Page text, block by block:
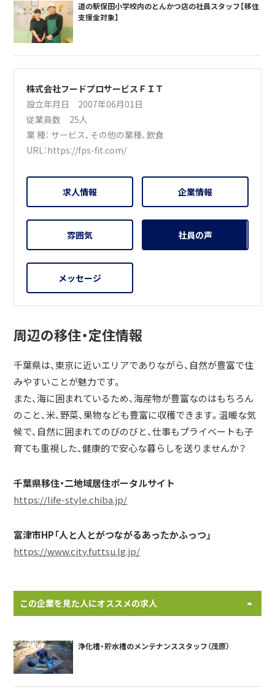
道の駅保田小学校内のとんかつ店の社員スタッフ【移住
支援金対象】
株式会社フードプロサービスＦＩＴ
設立年月日 2007年06月01日
従業員数 25人
業 種： サービス、 その他の業種、飲食
URL：https://fps-fit.com/
求人情報 企業情報
雰囲気 社員の声
メッセージ
周辺の移住・定住情報
千葉県は、東京に近いエリアでありながら、自然が豊富で住
みやすいことが魅力です。
また、海に囲まれているため、海産物が豊富なのはもちろん
のこと、米、野菜、果物なども豊富に収穫できます。温暖な気
候で、自然に囲まれてのびのびと、仕事もプライベートも子
育ても重視した、健康的で安心な暮らしを送りませんか？
千葉県移住・二地域居住ポータルサイト
https://life-style.chiba.jp/
富津市HP「人と人とがつながるあったかふっつ」
https://www.city.futtsu.lg.jp/
この企業を見た人にオススメの求人
浄化槽・貯水槽のメンテナンススタッフ（茂原）